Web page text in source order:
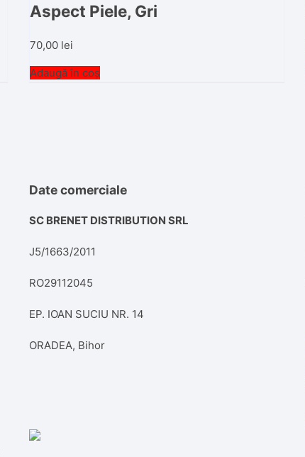
Aspect Piele, Gri
70,00 lei
Adaugă în coș
Date comerciale
SC BRENET DISTRIBUTION SRL
J5/1663/2011
RO29112045
EP. IOAN SUCIU NR. 14
ORADEA, Bihor